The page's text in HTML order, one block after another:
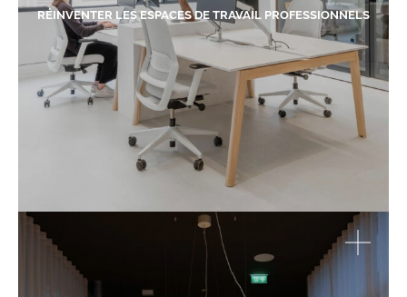
RÉINVENTER LES ESPACES DE TRAVAIL PROFESSIONNELS